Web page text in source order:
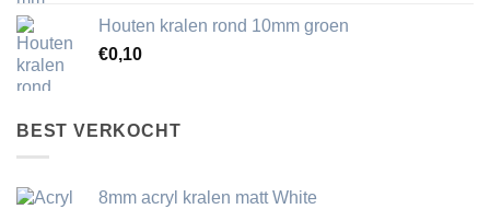
Houten kralen rond 10mm groen
€0,10
BEST VERKOCHT
8mm acryl kralen matt White